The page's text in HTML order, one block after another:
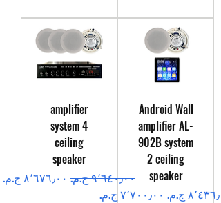
Android Wall
amplifier AL-
902B system
2 ceiling
speaker
عادي
سعر البيع
amplifier
system 4
ceiling
speaker
سعر عادي
سعر البيع